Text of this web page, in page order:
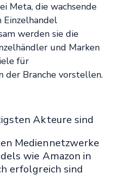
Meta, die wachsende
Einzelhandel
werden sie die
und Marken
für
der Branche vorstellen.
Akteure sind
Mediennetzwerke
wie Amazon in
erfolgreich sind